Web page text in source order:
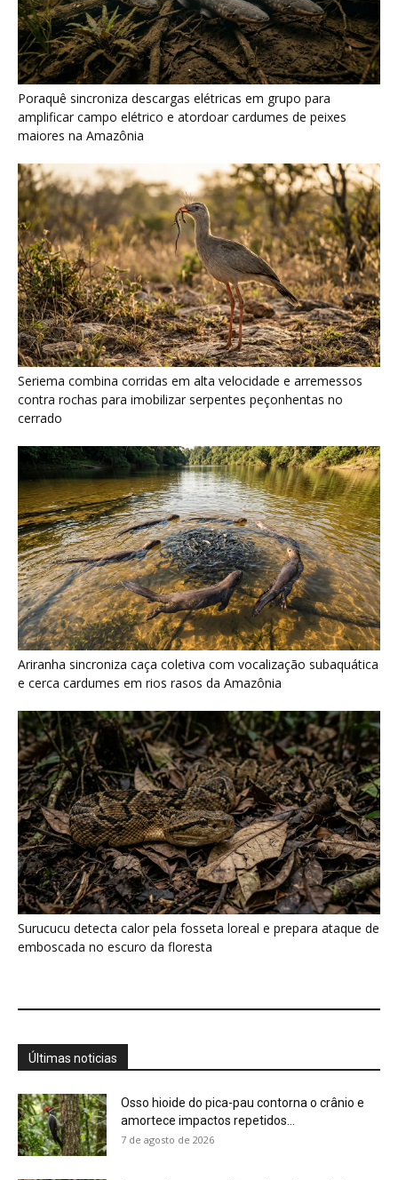
Poraquê sincroniza descargas elétricas em grupo para
amplificar campo elétrico e atordoar cardumes de peixes
maiores na Amazônia
Seriema combina corridas em alta velocidade e arremessos
contra rochas para imobilizar serpentes peçonhentas no
cerrado
Ariranha sincroniza caça coletiva com vocalização subaquática
e cerca cardumes em rios rasos da Amazônia
Surucucu detecta calor pela fosseta loreal e prepara ataque de
emboscada no escuro da floresta
Últimas noticias
Osso hioide do pica-pau contorna o crânio e
amortece impactos repetidos...
7 de agosto de 2026